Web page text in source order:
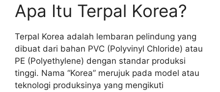
Apa Itu Terpal Korea?
Terpal Korea adalah lembaran pelindung yang
dibuat dari bahan PVC (Polyvinyl Chloride) atau
PE (Polyethylene) dengan standar produksi
tinggi. Nama “Korea” merujuk pada model atau
teknologi produksinya yang mengikuti